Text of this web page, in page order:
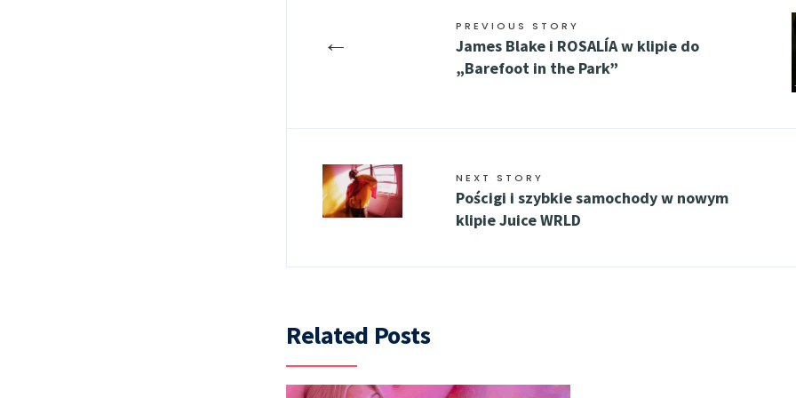
← PREVIOUS STORY
James Blake i ROSALÍA w klipie do
„Barefoot in the Park”
NEXT STORY
Pościgi i szybkie samochody w nowym
klipie Juice WRLD
Related Posts